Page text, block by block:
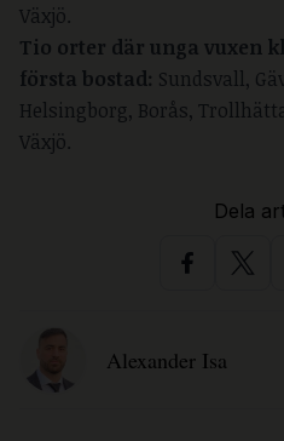
Växjö.
Tio orter där unga vuxen
första bostad: Sundsvall,
Helsingborg, Borås,
Växjö.
Dela
Alexander Isa